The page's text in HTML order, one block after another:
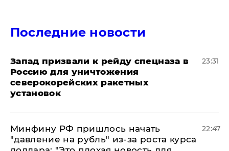
Последние новости
Запад призвали к рейду спецназа в
Россию для уничтожения
северокорейских ракетных
установок
23:31
Минфину РФ пришлось начать
"давление на рубль" из-за роста курса
22:47